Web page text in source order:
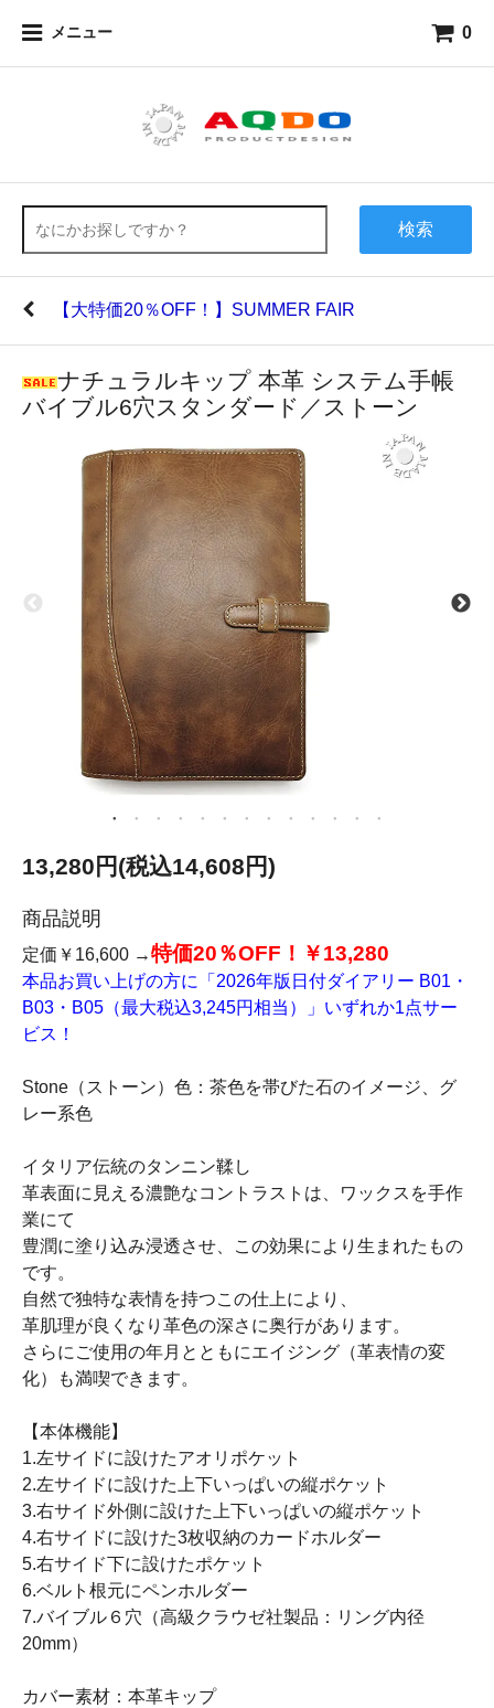
メニュー 0
検索
【大特価20％OFF！】SUMMER FAIR
ナチュラルキップ 本革 システム手帳
バイブル6穴スタンダード／ストーン
13,280円(税込14,608円)
商品説明
定価￥16,600 →特価20％OFF！￥13,280
本品お買い上げの方に「2026年版日付ダイアリー B01・
B03・B05（最大税込3,245円相当）」いずれか1点サー
ビス！
Stone（ストーン）色：茶色を帯びた石のイメージ、グ
レー系色
イタリア伝統のタンニン鞣し
革表面に見える濃艶なコントラストは、ワックスを手作
業にて
豊潤に塗り込み浸透させ、この効果により生まれたもの
です。
自然で独特な表情を持つこの仕上により、
革肌理が良くなり革色の深さに奥行があります。
さらにご使用の年月とともにエイジング（革表情の変
化）も満喫できます。
【本体機能】
1.左サイドに設けたアオリポケット
2.左サイドに設けた上下いっぱいの縦ポケット
3.右サイド外側に設けた上下いっぱいの縦ポケット
4.右サイドに設けた3枚収納のカードホルダー
5.右サイド下に設けたポケット
6.ベルト根元にペンホルダー
7.バイブル６穴（高級クラウゼ社製品：リング内径
20mm）
カバー素材：本革キップ